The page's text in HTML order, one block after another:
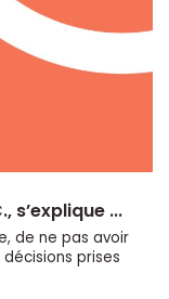
s’explique ...
de ne pas avoir
prises